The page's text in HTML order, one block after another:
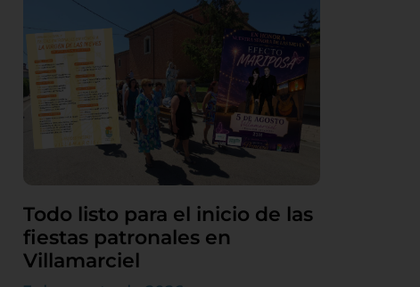
Todo listo para el inicio de las
fiestas patronales en
Villamarciel